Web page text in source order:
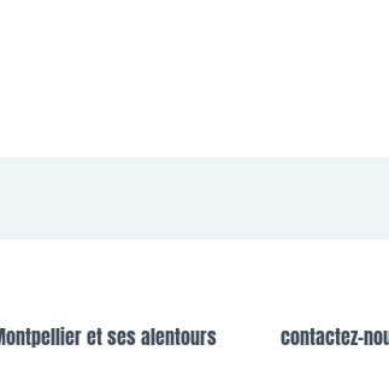
et ses alentours
contactez-